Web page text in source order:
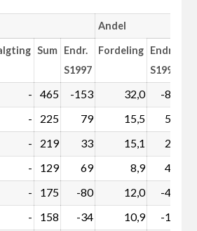
Andel
Sum Endr.
S1997
Fordeling Endr.
S1997
- 465 -153 32,0 -8,9
- 225 79 15,5 5,8
- 219 33 15,1 2,8
- 129 69 8,9 4,9
- 175 -80 12,0 -4,8
- 158 -34 10,9 -1,8